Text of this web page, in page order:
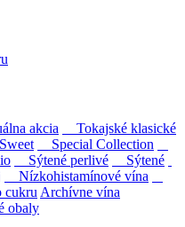
akcia
Tokajské klasické
Special Collection
Sýtené perlivé
Sýtené
Nízkohistamínové vína
cukru Archívne vína
obaly